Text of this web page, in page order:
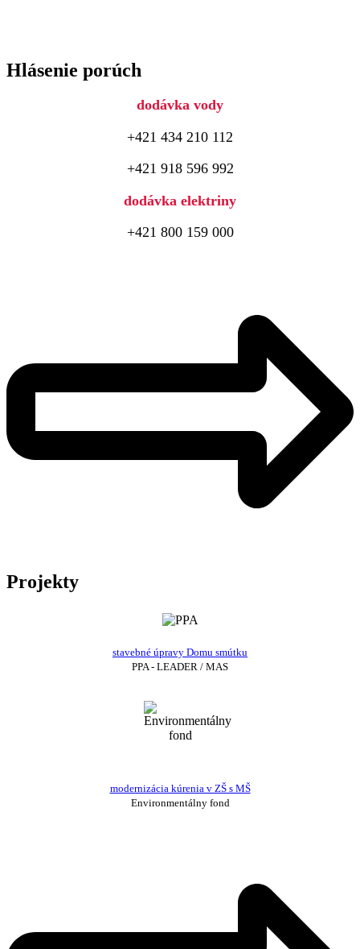
Hlásenie porúch
dodávka vody
+421 434 210 112
+421 918 596 992
dodávka elektriny
+421 800 159 000
Projekty
stavebné úpravy Domu smútku
PPA - LEADER / MAS
modernizácia kúrenia v ZŠ s MŠ
Environmentálny fond